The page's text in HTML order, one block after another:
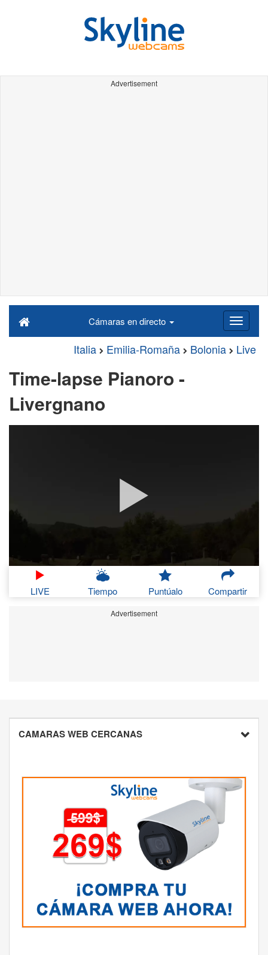
Advertisement
Cámaras en directo
Italia Emilia-Romaña Bolonia Live
Time-lapse Pianoro -
Livergnano
LIVE Tiempo Puntúalo Compartir
Advertisement
CAMARAS WEB CERCANAS